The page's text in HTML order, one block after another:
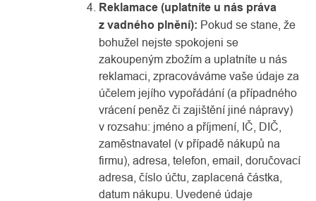
Reklamace (uplatníte u nás práva
z vadného plnění): Pokud se stane, že
bohužel nejste spokojeni se
zakoupeným zbožím a uplatníte u nás
reklamaci, zpracováváme vaše údaje za
účelem jejího vypořádání (a případného
vrácení peněz či zajištění jiné nápravy)
v rozsahu: jméno a příjmení, IČ, DIČ,
zaměstnavatel (v případě nákupů na
firmu), adresa, telefon, email, doručovací
adresa, číslo účtu, zaplacená částka,
datum nákupu. Uvedené údaje